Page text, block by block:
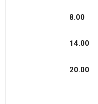
8.00
14.00
20.00